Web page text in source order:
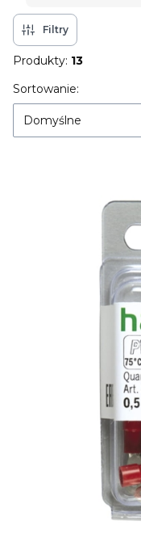
Filtry
Produkty: 13
Lista
Sortowanie:
Domyślne